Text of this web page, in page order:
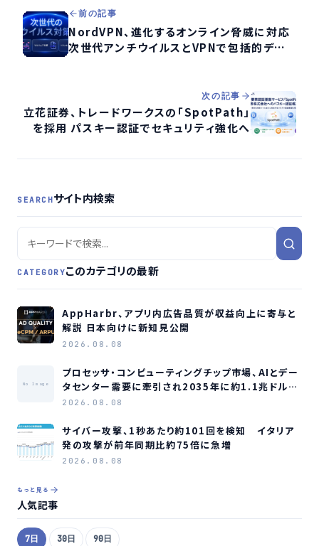
前の記事
NordVPN、進化するオンライン脅威に対応
次世代アンチウイルスとVPNで包括的デジ
次の記事
立花証券、トレードワークスの「SpotPath」
を採用 パスキー認証でセキュリティ強化へ
SEARCHサイト内検索
CATEGORYこのカテゴリの最新
AppHarbr、アプリ内広告品質が収益向上に寄与と
解説 日本向けに新知見公開
2026.08.08
No Image
プロセッサ・コンピューティングチップ市場、AIとデー
タセンター需要に牽引され2035年に約1.1兆ドル規
模へ成長か
2026.08.08
サイバー攻撃、1秒あたり約101回を検知 イタリア
発の攻撃が前年同期比約75倍に急増
2026.08.08
もっと見る
人気記事
7日 30日 90日